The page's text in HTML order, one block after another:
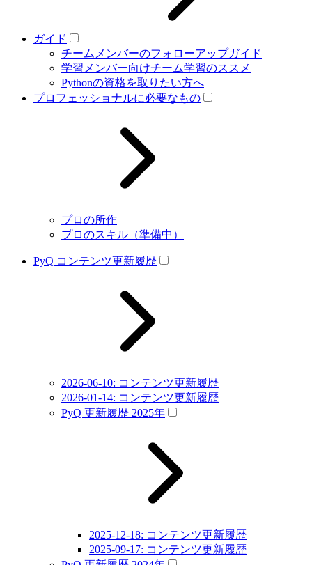
ガイド
チームメンバーのフォローアップガイド
学習メンバー向けチーム学習のススメ
Pythonの資格を取りたい方へ
プロフェッショナルに必要なもの
プロの所作
プロのスキル（準備中）
PyQ コンテンツ更新履歴
2026-06-10: コンテンツ更新履歴
2026-01-14: コンテンツ更新履歴
PyQ 更新履歴 2025年
2025-12-18: コンテンツ更新履歴
2025-09-17: コンテンツ更新履歴